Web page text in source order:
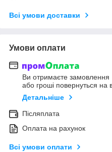
Всі умови доставки
Умови оплати
Ви отримаєте замовлення
або гроші повернуться на
Детальніше
Післяплата
Оплата на рахунок
Всі умови оплати